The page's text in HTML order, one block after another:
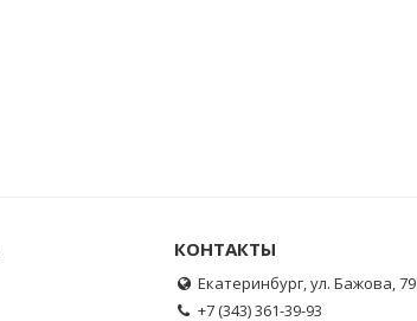
КОНТАКТЫ
Екатеринбург, ул. Бажова, 79
+7 (343) 361-39-93